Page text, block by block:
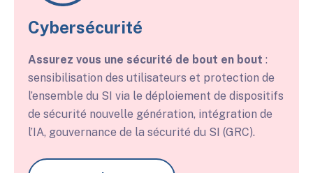
Cybersécurité
Assurez vous une sécurité de bout en bout :
sensibilisation des utilisateurs et protection de
l’ensemble du SI via le déploiement de dispositifs
de sécurité nouvelle génération, intégration de
l’IA, gouvernance de la sécurité du SI (GRC).